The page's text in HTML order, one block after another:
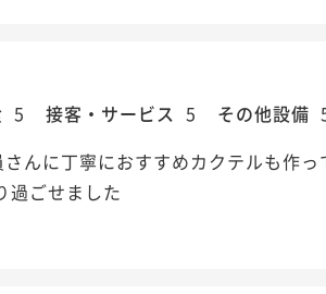
5 接客・サービス 5 その他設備
んに丁寧におすすめカクテルも作
過ごせました